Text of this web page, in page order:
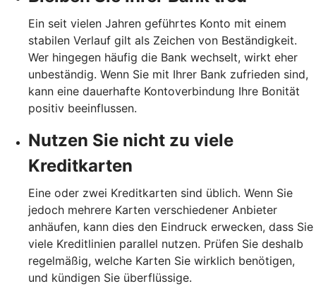
Ein seit vielen Jahren geführtes Konto mit einem
stabilen Verlauf gilt als Zeichen von Beständigkeit.
Wer hingegen häufig die Bank wechselt, wirkt eher
unbeständig. Wenn Sie mit Ihrer Bank zufrieden sind,
kann eine dauerhafte Kontoverbindung Ihre Bonität
positiv beeinflussen.
Nutzen Sie nicht zu viele
Kreditkarten
Eine oder zwei Kreditkarten sind üblich. Wenn Sie
jedoch mehrere Karten verschiedener Anbieter
anhäufen, kann dies den Eindruck erwecken, dass Sie
viele Kreditlinien parallel nutzen. Prüfen Sie deshalb
regelmäßig, welche Karten Sie wirklich benötigen,
und kündigen Sie überflüssige.